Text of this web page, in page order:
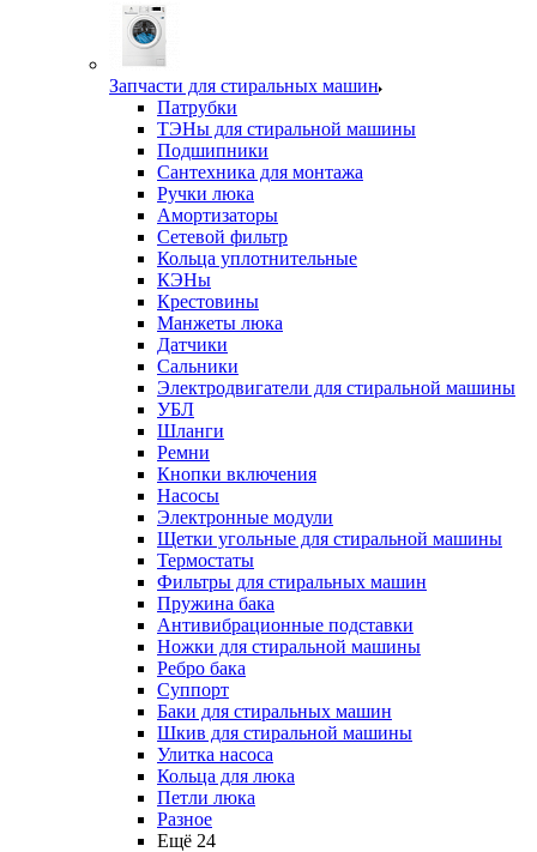
Запчасти для стиральных машин
Патрубки
ТЭНы для стиральной машины
Подшипники
Сантехника для монтажа
Ручки люка
Амортизаторы
Сетевой фильтр
Кольца уплотнительные
КЭНы
Крестовины
Манжеты люка
Датчики
Сальники
Электродвигатели для стиральной машины
УБЛ
Шланги
Ремни
Кнопки включения
Насосы
Электронные модули
Щетки угольные для стиральной машины
Термостаты
Фильтры для стиральных машин
Пружина бака
Антивибрационные подставки
Ножки для стиральной машины
Ребро бака
Суппорт
Баки для стиральных машин
Шкив для стиральной машины
Улитка насоса
Кольца для люка
Петли люка
Разное
Ещё 24